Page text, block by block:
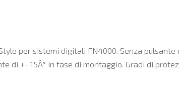
per sistemi digitali FN4000. Senza pulsante
di +- 15Â° in fase di montaggio. Gradi di